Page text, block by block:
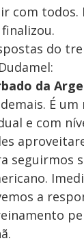
com todos.
do
da
É
e com
seguirmos
a